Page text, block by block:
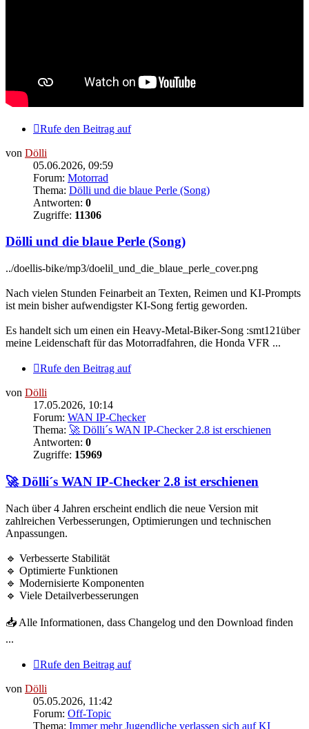
Rufe den Beitrag auf
von Dölli
05.06.2026, 09:59
Forum: Motorrad
Thema: Dölli und die blaue Perle (Song)
Antworten: 0
Zugriffe: 11306
Dölli und die blaue Perle (Song)
../doellis-bike/mp3/doelil_und_die_blaue_perle_cover.png
Nach vielen Stunden Feinarbeit an Texten, Reimen und KI-Prompts
ist mein bisher aufwendigster KI-Song fertig geworden.
Es handelt sich um einen ein Heavy-Metal-Biker-Song :smt121über
meine Leidenschaft für das Motorradfahren, die Honda VFR ...
Rufe den Beitrag auf
von Dölli
17.05.2026, 10:14
Forum: WAN IP-Checker
Thema: 🚀 Dölli´s WAN IP-Checker 2.8 ist erschienen
Antworten: 0
Zugriffe: 15969
🚀 Dölli´s WAN IP-Checker 2.8 ist erschienen
Nach über 4 Jahren erscheint endlich die neue Version mit
zahlreichen Verbesserungen, Optimierungen und technischen
Anpassungen.
🔹 Verbesserte Stabilität
🔹 Optimierte Funktionen
🔹 Modernisierte Komponenten
🔹 Viele Detailverbesserungen
📥 Alle Informationen, dass Changelog und den Download finden
...
Rufe den Beitrag auf
von Dölli
05.05.2026, 11:42
Forum: Off-Topic
Thema: Immer mehr Jugendliche verlassen sich auf KI